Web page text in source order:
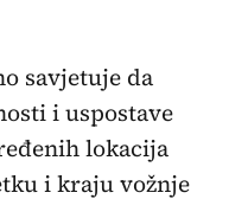
savjetuje da
i uspostave
lokacija
i kraju vožnje